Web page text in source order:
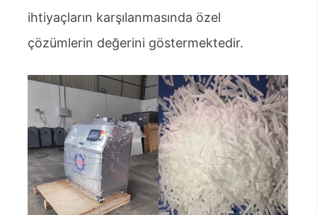
ihtiyaçların karşılanmasında özel
çözümlerin değerini göstermektedir.